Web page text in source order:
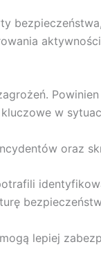
w
oraz
lepiej